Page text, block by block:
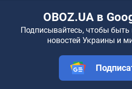
OBOZ.UA в
Подписывайтесь, чтобы быть
новостей Украины и